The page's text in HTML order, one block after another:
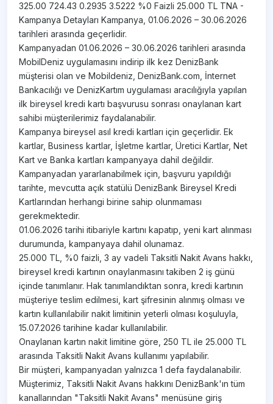
325.00 724.43 0.2935 3.5222 %0 Faizli 25.000 TL TNA -
Kampanya Detayları Kampanya, 01.06.2026 – 30.06.2026
tarihleri arasında geçerlidir.
Kampanyadan 01.06.2026 – 30.06.2026 tarihleri arasında
MobilDeniz uygulamasını indirip ilk kez DenizBank
müşterisi olan ve Mobildeniz, DenizBank.com, İnternet
Bankacılığı ve DenizKartım uygulaması aracılığıyla yapılan
ilk bireysel kredi kartı başvurusu sonrası onaylanan kart
sahibi müşterilerimiz faydalanabilir.
Kampanya bireysel asıl kredi kartları için geçerlidir. Ek
kartlar, Business kartlar, İşletme kartlar, Üretici Kartlar, Net
Kart ve Banka kartları kampanyaya dahil değildir.
Kampanyadan yararlanabilmek için, başvuru yapıldığı
tarihte, mevcutta açık statülü DenizBank Bireysel Kredi
Kartlarından herhangi birine sahip olunmaması
gerekmektedir.
01.06.2026 tarihi itibariyle kartını kapatıp, yeni kart alınması
durumunda, kampanyaya dahil olunamaz.
25.000 TL, %0 faizli, 3 ay vadeli Taksitli Nakit Avans hakkı,
bireysel kredi kartının onaylanmasını takiben 2 iş günü
içinde tanımlanır. Hak tanımlandıktan sonra, kredi kartının
müşteriye teslim edilmesi, kart şifresinin alınmış olması ve
kartın kullanılabilir nakit limitinin yeterli olması koşuluyla,
15.07.2026 tarihine kadar kullanılabilir.
Onaylanan kartın nakit limitine göre, 250 TL ile 25.000 TL
arasında Taksitli Nakit Avans kullanımı yapılabilir.
Bir müşteri, kampanyadan yalnızca 1 defa faydalanabilir.
Müşterimiz, Taksitli Nakit Avans hakkını DenizBank'ın tüm
kanallarından "Taksitli Nakit Avans" menüsüne giriş